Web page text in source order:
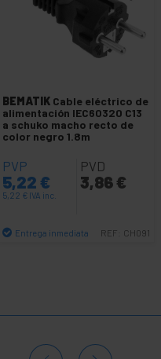
BEMATIK Cable eléctrico de
alimentación IEC60320 C13
a schuko macho recto de
color negro 1.8m
PVP
5,22 €
5,22 € IVA inc.
PVD
3,86 €
Entrega inmediata REF: CH091